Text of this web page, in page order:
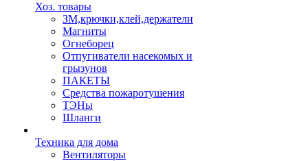
Хоз. товары
ЗМ,крючки,клей,держатели
Магниты
Огнеборец
Отпугиватели насекомых и
грызунов
ПАКЕТЫ
Средства пожаротушения
ТЭНы
Шланги
Техника для дома
Вентиляторы